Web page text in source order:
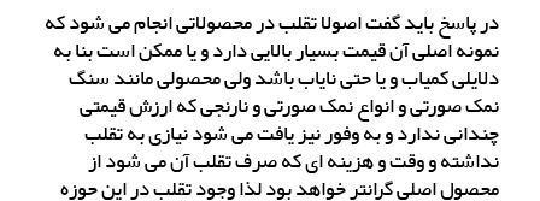
در پاسخ باید گفت اصولا تقلب در محصولاتی انجام می شود که
نمونه اصلی آن قیمت بسیار بالایی دارد و یا ممکن است بنا به
دلایلی کمیاب و یا حتی نایاب باشد ولی محصولی مانند سنگ
نمک صورتی و انواع نمک صورتی و نارنجی که ارزش قیمتی
چندانی ندارد و به وفور نیز یافت می شود نیازی به تقلب
نداشته و وقت و هزینه ای که صرف تقلب آن می شود از
محصول اصلی گرانتر خواهد بود لذا وجود تقلب در این حوزه